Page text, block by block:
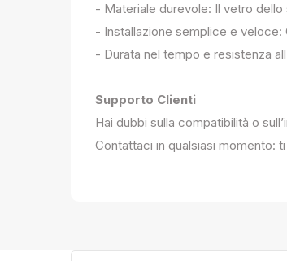
- Materiale durevole: Il vetro
- Installazione semplice e
- Durata nel tempo e resistenza
Supporto Clienti
Hai dubbi sulla compatibilità o
Contattaci in qualsiasi momento: